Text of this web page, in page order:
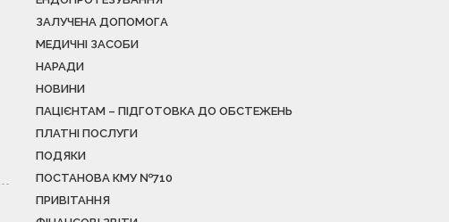
ЗАЛУЧЕНА ДОПОМОГА
МЕДИЧНІ ЗАСОБИ
НАРАДИ
НОВИНИ
ПАЦІЄНТАМ – ПІДГОТОВКА ДО ОБСТЕЖЕНЬ
ПЛАТНІ ПОСЛУГИ
ПОДЯКИ
ПОСТАНОВА КМУ №710
ПРИВІТАННЯ